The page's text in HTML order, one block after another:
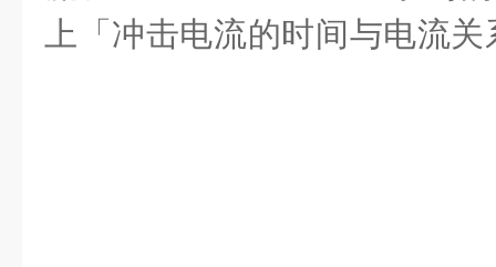
上「冲击电流的时间与电流